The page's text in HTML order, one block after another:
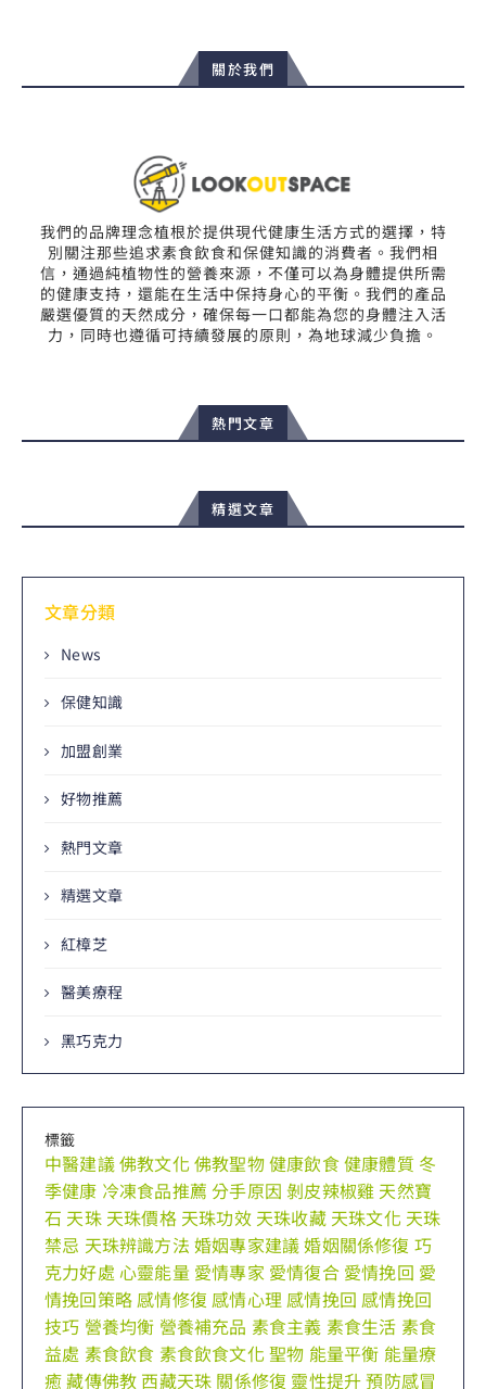
關於我們
我們的品牌理念植根於提供現代健康生活方式的選擇，特
別關注那些追求素食飲食和保健知識的消費者。我們相
信，通過純植物性的營養來源，不僅可以為身體提供所需
的健康支持，還能在生活中保持身心的平衡。我們的產品
嚴選優質的天然成分，確保每一口都能為您的身體注入活
力，同時也遵循可持續發展的原則，為地球減少負擔。
熱門文章
精選文章
文章分類
News
保健知識
加盟創業
好物推薦
熱門文章
精選文章
紅樟芝
醫美療程
黑巧克力
標籤
中醫建議佛教文化佛教聖物健康飲食健康體質 冬
季健康 冷凍食品推薦 分手原因 剝皮辣椒雞 天然寶
石 天珠 天珠價格 天珠功效 天珠收藏 天珠文化 天珠
禁忌 天珠辨識方法 婚姻專家建議婚姻關係修復 巧
克力好處 心靈能量 愛情專家 愛情復合 愛情挽回 愛
情挽回策略 感情修復 感情心理 感情挽回 感情挽回
技巧 營養均衡 營養補充品 素食主義 素食生活 素食
益處 素食飲食 素食飲食文化聖物 能量平衡 能量療
癒藏傳佛教 西藏天珠 關係修復 靈性提升預防感冒